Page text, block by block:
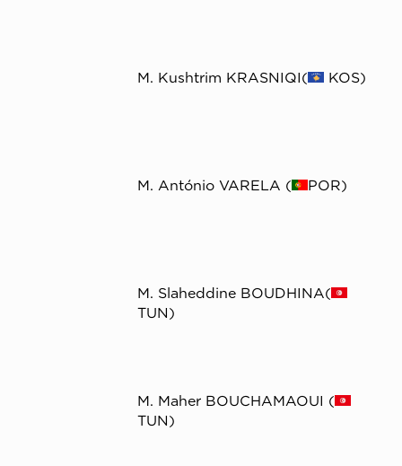
M. Kushtrim KRASNIQI( KOS)
M. António VARELA ( POR)
M. Slaheddine BOUDHINA(
TUN)
M. Maher BOUCHAMAOUI (
TUN)